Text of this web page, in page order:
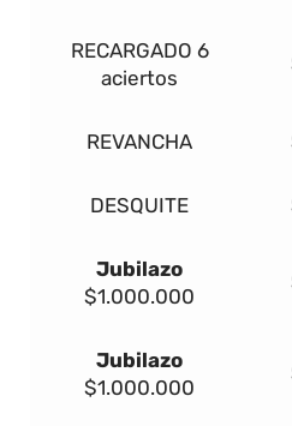
RECARGADO 6
aciertos
REVANCHA
DESQUITE
Jubilazo
$1.000.000
Jubilazo
$1.000.000